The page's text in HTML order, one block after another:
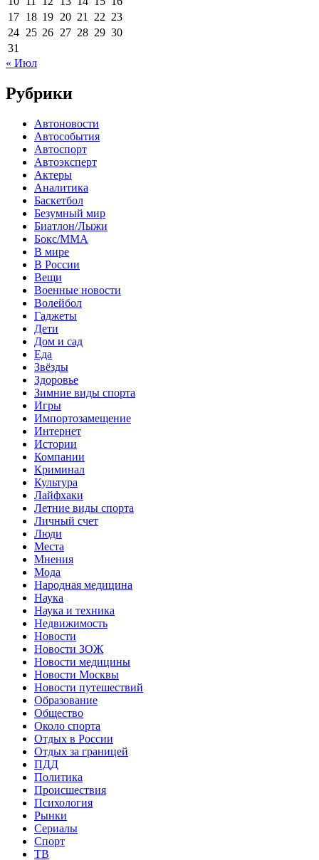
17 18 19 20 21 22 23
24 25 26 27 28 29 30
31
« Июл
Рубрики
Автоновости
Автособытия
Автоспорт
Автоэксперт
Актеры
Аналитика
Баскетбол
Безумный мир
Биатлон/Лыжи
Бокс/MMA
В мире
В России
Вещи
Военные новости
Волейбол
Гаджеты
Дети
Дом и сад
Еда
Звёзды
Здоровье
Зимние виды спорта
Игры
Импортозамещение
Интернет
Истории
Компании
Криминал
Культура
Лайфхаки
Летние виды спорта
Личный счет
Люди
Места
Мнения
Мода
Народная медицина
Наука
Наука и техника
Недвижимость
Новости
Новости ЗОЖ
Новости медицины
Новости Москвы
Новости путешествий
Образование
Общество
Около спорта
Отдых в России
Отдых за границей
ПДД
Политика
Происшествия
Психология
Рынки
Сериалы
Спорт
ТВ